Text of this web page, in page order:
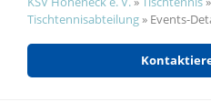
Tischtennisabteilung» Events-